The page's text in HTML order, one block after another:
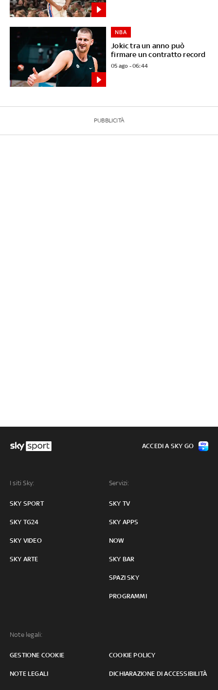
Jokic tra un anno può
firmare un contratto record
NBA
05 ago - 06:44
PUBBLICITÀ
I siti Sky:
SKY SPORT
SKY TG24
SKY VIDEO
SKY ARTE
Servizi:
SKY TV
SKY APPS
NOW
SKY BAR
SPAZI SKY
PROGRAMMI
Note legali:
GESTIONE COOKIE COOKIE POLICY
NOTE LEGALI DICHIARAZIONE DI ACCESSIBILITÀ
ACCEDI A SKY GO